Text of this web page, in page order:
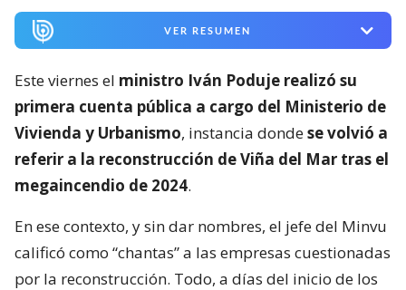
VER RESUMEN
Este viernes el ministro Iván Poduje realizó su
primera cuenta pública a cargo del Ministerio de
Vivienda y Urbanismo, instancia dondese volvió a
referir a la reconstrucción de Viña del Mar tras el
megaincendio de 2024.
En ese contexto, y sin dar nombres, el jefe del Minvu
calificó como “chantas” a las empresas cuestionadas
por la reconstrucción. Todo, a días del inicio de los